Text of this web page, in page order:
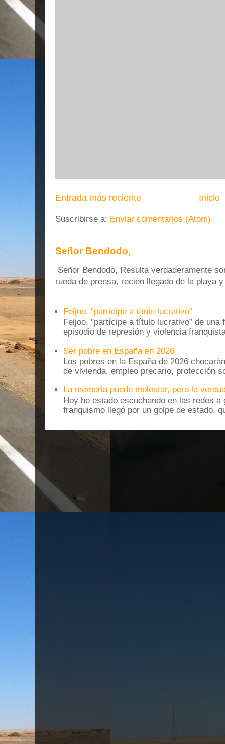
Entrada más reciente Inicio
Suscribirse a: Enviar comentarios (Atom)
Señor Bendodo,
Señor Bendodo, Resulta verdaderamente
rueda de prensa, recién llegado de la playa
Feijoo, "partícipe a título lucrativo”
Feijoo, "partícipe a título lucrativo” de una
episodio de represión y violencia
Ser pobre en España en 2026
Los pobres en la España de 2026
de vivienda, empleo precario, protección
La memoria puede molestar, pero la
Hoy he estado escuchando en las redes a
franquismo llegó por un golpe de estado,